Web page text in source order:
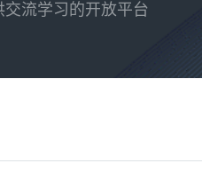
流学习的开放平台